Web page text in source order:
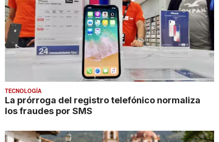
TECNOLOGÍA
La prórroga del registro telefónico normaliza
los fraudes por SMS